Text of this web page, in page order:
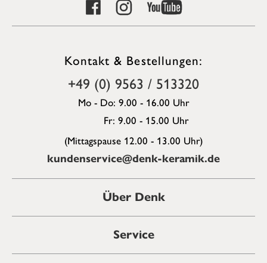
Kontakt & Bestellungen:
+49 (0) 9563 / 513320
Mo - Do: 9.00 - 16.00 Uhr
Fr: 9.00 - 15.00 Uhr
(Mittagspause 12.00 - 13.00 Uhr)
kundenservice@denk-keramik.de
Über Denk
Service